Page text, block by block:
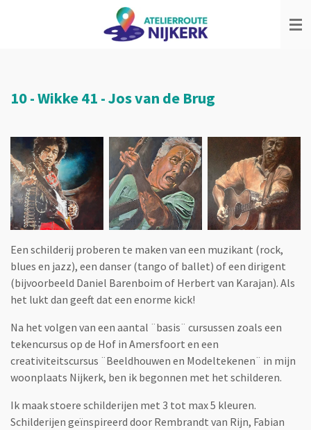
10 - Wikke 41 - Jos van de Brug
Een schilderij proberen te maken van een muzikant (rock,
blues en jazz), een danser (tango of ballet) of een dirigent
(bijvoorbeeld Daniel Barenboim of Herbert van Karajan). Als
het lukt dan geeft dat een enorme kick!
Na het volgen van een aantal ¨basis¨ cursussen zoals een
tekencursus op de Hof in Amersfoort en een
creativiteitscursus ¨Beeldhouwen en Modeltekenen¨ in mijn
woonplaats Nijkerk, ben ik begonnen met het schilderen.
Ik maak stoere schilderijen met 3 tot max 5 kleuren.
Schilderijen geïnspireerd door Rembrandt van Rijn, Fabian